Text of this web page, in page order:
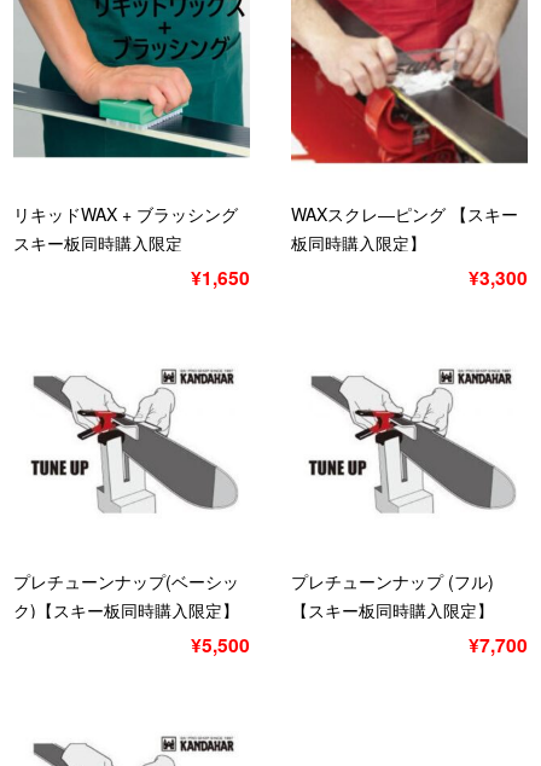
リキッドWAX + ブラッシング
スキー板同時購入限定
¥1,650
WAXスクレ―ピング 【スキー
板同時購入限定】
¥3,300
プレチューンナップ(ベーシッ
ク)【スキー板同時購入限定】
¥5,500
プレチューンナップ (フル)
【スキー板同時購入限定】
¥7,700